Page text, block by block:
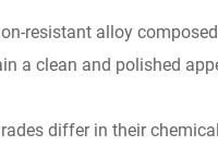
resistant alloy
a clean and polished
differ in their